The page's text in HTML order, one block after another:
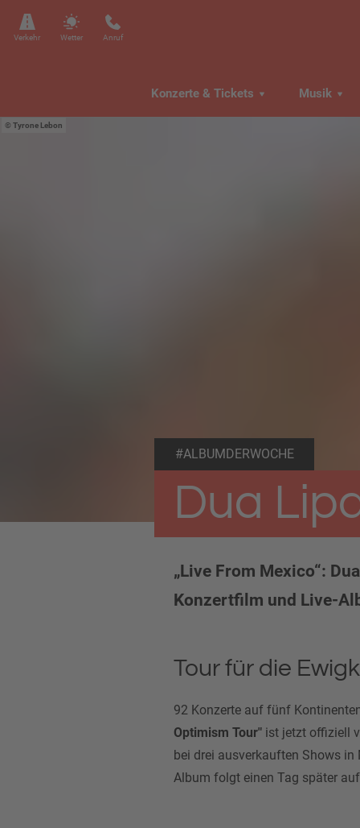
Verkehr Wetter Anruf
Konzerte & Tickets Musik
Tyrone Lebon
#ALBUMDERWOCHE
Dua
„Live From Mexico“:
Konzertfilm und Live-
Tour für die
92 Konzerte auf fünf
Optimism Tour" ist jetzt offiziell
bei drei ausverkauften Shows
Album folgt einen Tag später